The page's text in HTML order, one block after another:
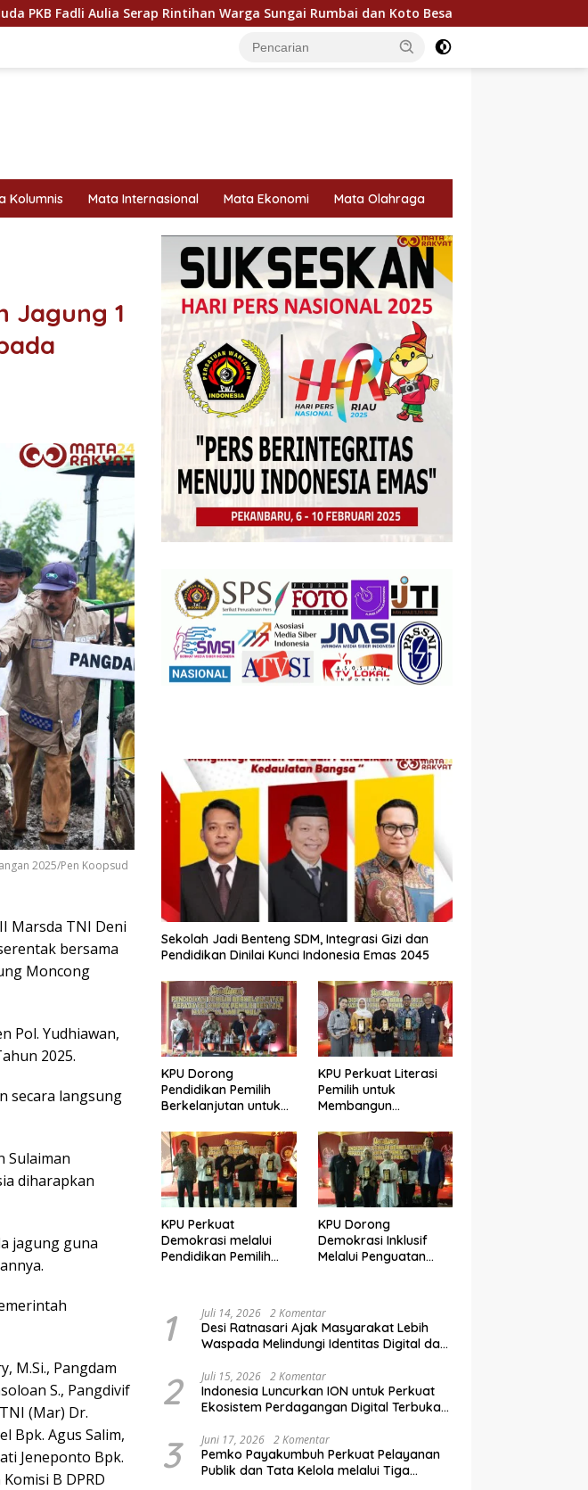
Warga Sungai Rumbai dan Koto Besar via Reses Fazzio Sunset Blue Hybrid
Kolumnis Mata Internasional Mata Ekonomi Mata Olahraga
Jagung 1
2025/Pen Koopsud
Marsda TNI Deni
bersama
Moncong
Pol. Yudhiawan,
2025.
secara langsung
Sulaiman
diharapkan
jagung guna
M.Si., Pangdam
S., Pangdivif
(Mar) Dr.
Bpk. Agus Salim,
Jeneponto Bpk.
B DPRD
Sekolah Jadi Benteng SDM, Integrasi Gizi dan
Pendidikan Dinilai Kunci Indonesia Emas 2045
KPU Dorong
Pendidikan Pemilih
Berkelanjutan untuk
Demokrasi
KPU Perkuat Literasi
Pemilih untuk
Membangun
Berkualitas
KPU Perkuat
Demokrasi melalui
Pendidikan Pemilih
Marjinal, dan Pemula
KPU Dorong
Demokrasi Inklusif
Melalui Penguatan
1 Juli 14, 2026 2 Komentar
Desi Ratnasari Ajak Masyarakat Lebih
Waspada Melindungi Identitas Digital dan
2 Juli 15, 2026 2 Komentar
Indonesia Luncurkan ION untuk Perkuat
Ekosistem Perdagangan Digital Terbuka
3 Juni 17, 2026 2 Komentar
Pemko Payakumbuh Perkuat Pelayanan
Publik dan Tata Kelola melalui Tiga